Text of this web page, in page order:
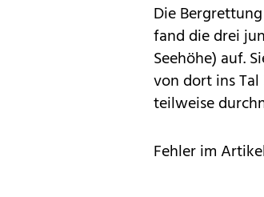
Die
fand die drei
Seehöhe) auf.
von dort ins
teilweise
Fehler im